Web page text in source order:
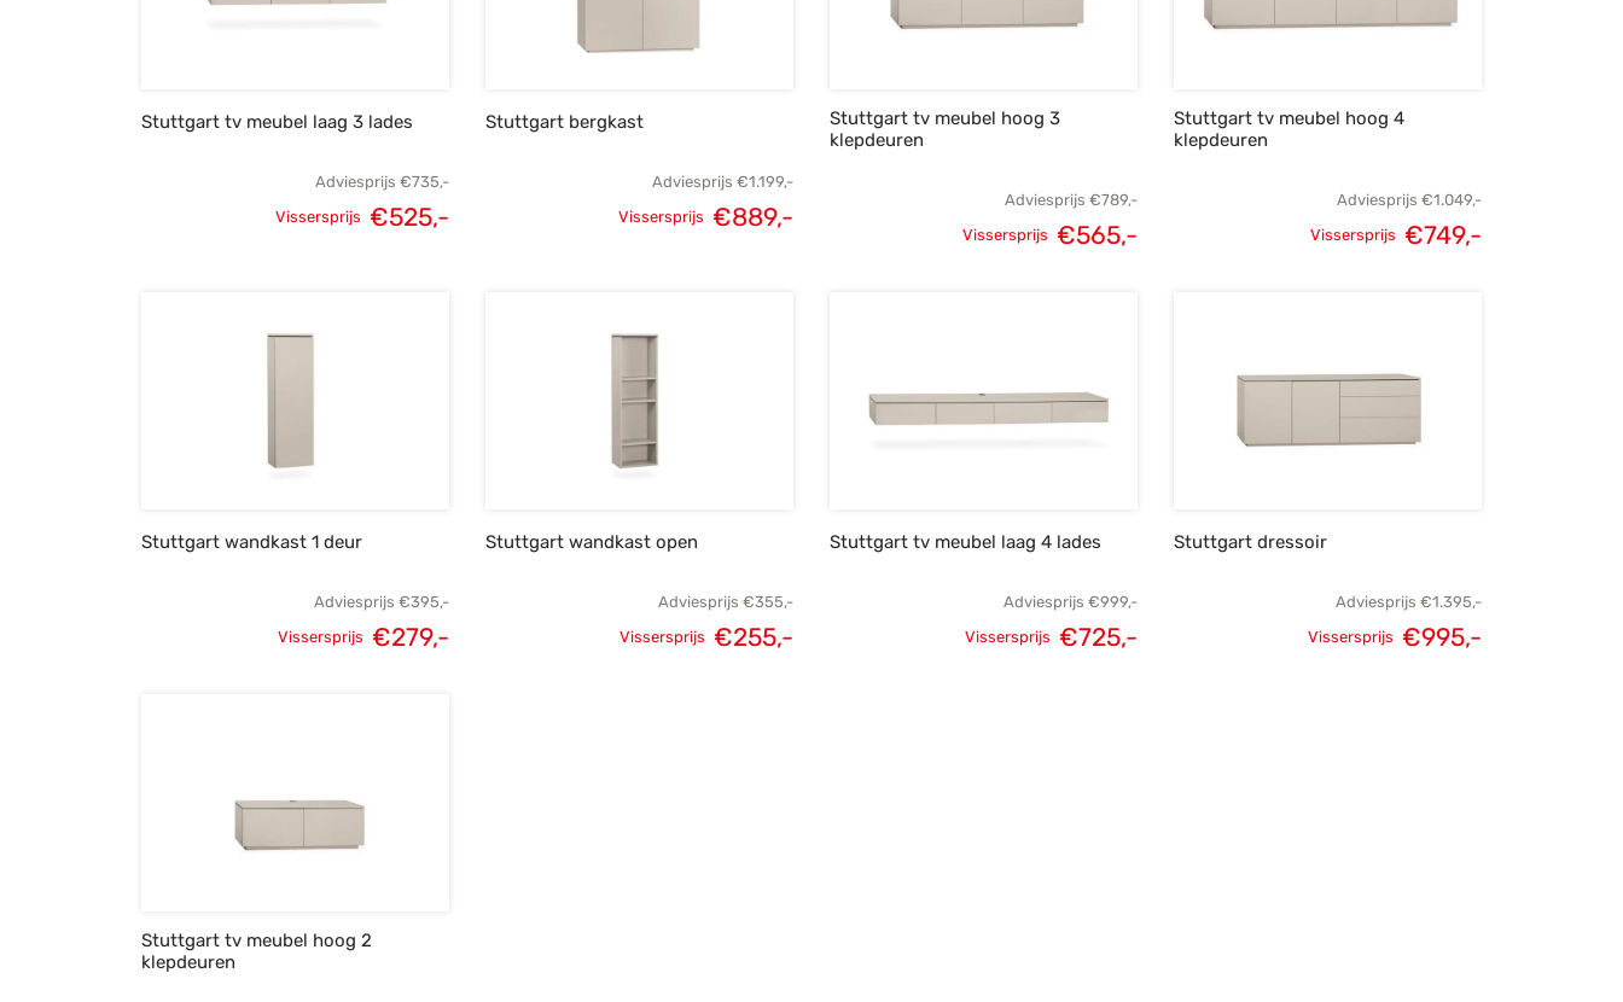
Stuttgart tv meubel laag 3 lades
Adviesprijs €735,-
Vissersprijs €525,-
Stuttgart bergkast
Adviesprijs €1.199,-
Vissersprijs €889,-
Stuttgart tv meubel hoog 3
klepdeuren
Adviesprijs €789,-
Vissersprijs €565,-
Stuttgart tv meubel hoog 4
klepdeuren
Adviesprijs €1.049,-
Vissersprijs €749,-
Stuttgart wandkast 1 deur
Adviesprijs €395,-
Vissersprijs €279,-
Stuttgart wandkast open
Adviesprijs €355,-
Vissersprijs €255,-
Stuttgart tv meubel laag 4 lades
Adviesprijs €999,-
Vissersprijs €725,-
Stuttgart dressoir
Adviesprijs €1.395,-
Vissersprijs €995,-
Stuttgart tv meubel hoog 2
klepdeuren